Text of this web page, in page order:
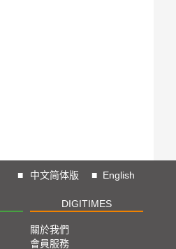
■ 中文简体版 ■ English
DIGITIMES
關於我們
會員服務